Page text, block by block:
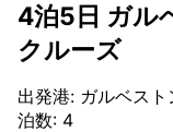
4泊5日 ガル
クルーズ
出発港: ガルベス
泊数: 4